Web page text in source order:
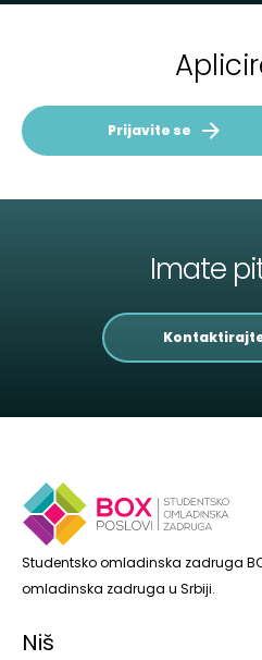
Prijavite se
Imate
Studentsko omladinska zadruga
omladinska zadruga u Srbiji.
Niš